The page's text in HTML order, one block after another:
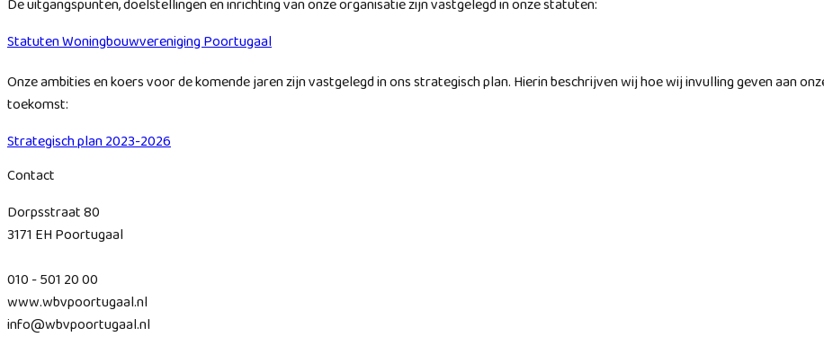
De uitgangspunten, doelstellingen en inrichting van onze organisatie zijn vastgelegd in onze statuten:
Statuten Woningbouwvereniging Poortugaal
Onze ambities en koers voor de komende jaren zijn vastgelegd in ons strategisch plan. Hierin beschrijven wij hoe wij invulling geven aan
toekomst:
Strategisch plan 2023-2026
Contact
Dorpsstraat 80
3171 EH Poortugaal
010 - 501 20 00
www.wbvpoortugaal.nl
info@wbvpoortugaal.nl